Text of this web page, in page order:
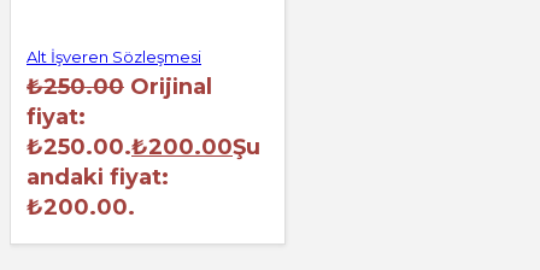
Alt İşveren Sözleşmesi
₺250.00 Orijinal
fiyat:
₺250.00.₺200.00Şu
andaki fiyat:
₺200.00.